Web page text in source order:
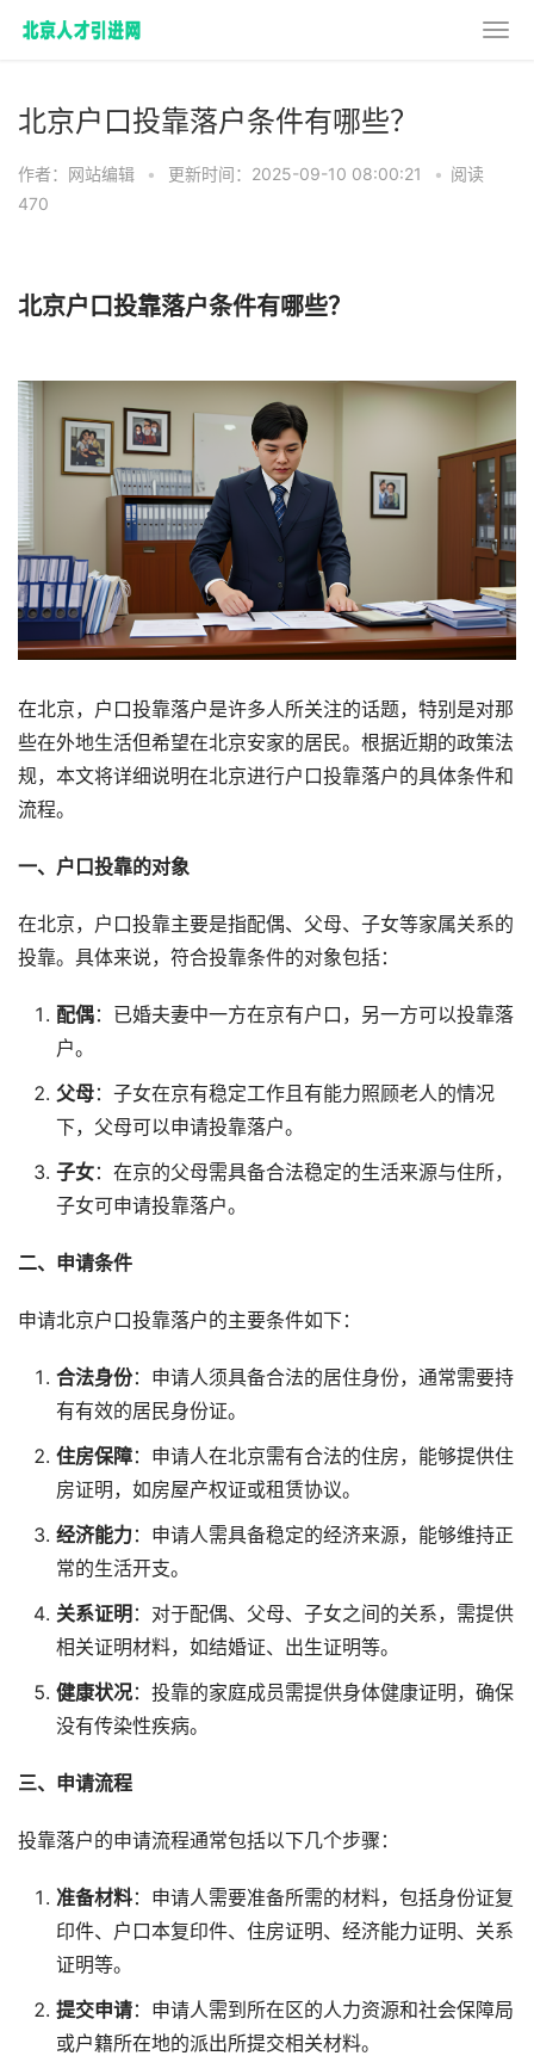
北京户口投靠落户条件有哪些？
作者：网站编辑 • 更新时间：2025-09-10 08:00:21 • 阅读
470
北京户口投靠落户条件有哪些？
在北京，户口投靠落户是许多人所关注的话题，特别是对那
些在外地生活但希望在北京安家的居民。根据近期的政策法
规，本文将详细说明在北京进行户口投靠落户的具体条件和
流程。
一、户口投靠的对象
在北京，户口投靠主要是指配偶、父母、子女等家属关系的
投靠。具体来说，符合投靠条件的对象包括：
配偶：已婚夫妻中一方在京有户口，另一方可以投靠落
户。
父母：子女在京有稳定工作且有能力照顾老人的情况
下，父母可以申请投靠落户。
子女：在京的父母需具备合法稳定的生活来源与住所，
子女可申请投靠落户。
二、申请条件
申请北京户口投靠落户的主要条件如下：
合法身份：申请人须具备合法的居住身份，通常需要持
有有效的居民身份证。
住房保障：申请人在北京需有合法的住房，能够提供住
房证明，如房屋产权证或租赁协议。
经济能力：申请人需具备稳定的经济来源，能够维持正
常的生活开支。
关系证明 ：对于配偶、父母、子女之间的关系，需提供
相关证明材料，如结婚证、出生证明等。
健康状况：投靠的家庭成员需提供身体健康证明，确保
没有传染性疾病。
三、申请流程
投靠落户的申请流程通常包括以下几个步骤：
准备材料：申请人需要准备所需的材料，包括身份证复
印件、户口本复印件、住房证明、经济能力证明、关系
证明等。
提交申请：申请人需到所在区的人力资源和社会保障局
或户籍所在地的派出所提交相关材料。